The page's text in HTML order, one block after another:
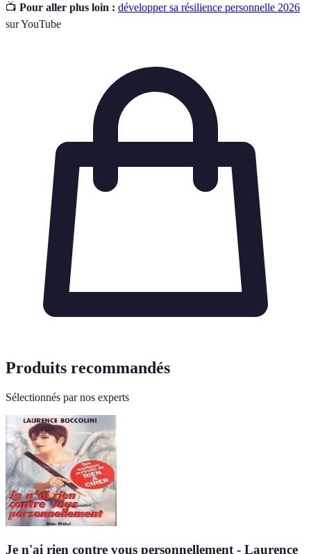
📺 Pour aller plus loin : développer sa résilience personnelle 2026
sur YouTube
Produits recommandés
Sélectionnés par nos experts
Je n'ai rien contre vous personnellement - Laurence